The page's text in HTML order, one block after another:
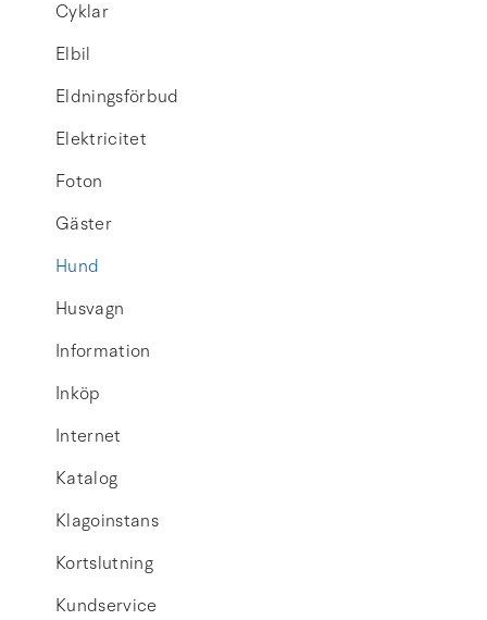
Cyklar
Elbil
Eldningsförbud
Elektricitet
Foton
Gäster
Hund
Husvagn
Information
Inköp
Internet
Katalog
Klagoinstans
Kortslutning
Kundservice